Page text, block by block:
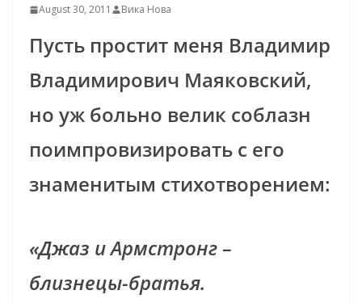
August 30, 2011 Вика Нова
Пусть простит меня Владимир
Владимирович Маяковский,
но уж больно велик соблазн
поимпровизировать с его
знаменитым стихотворением:
«Джаз и Армстронг –
близнецы-братья.